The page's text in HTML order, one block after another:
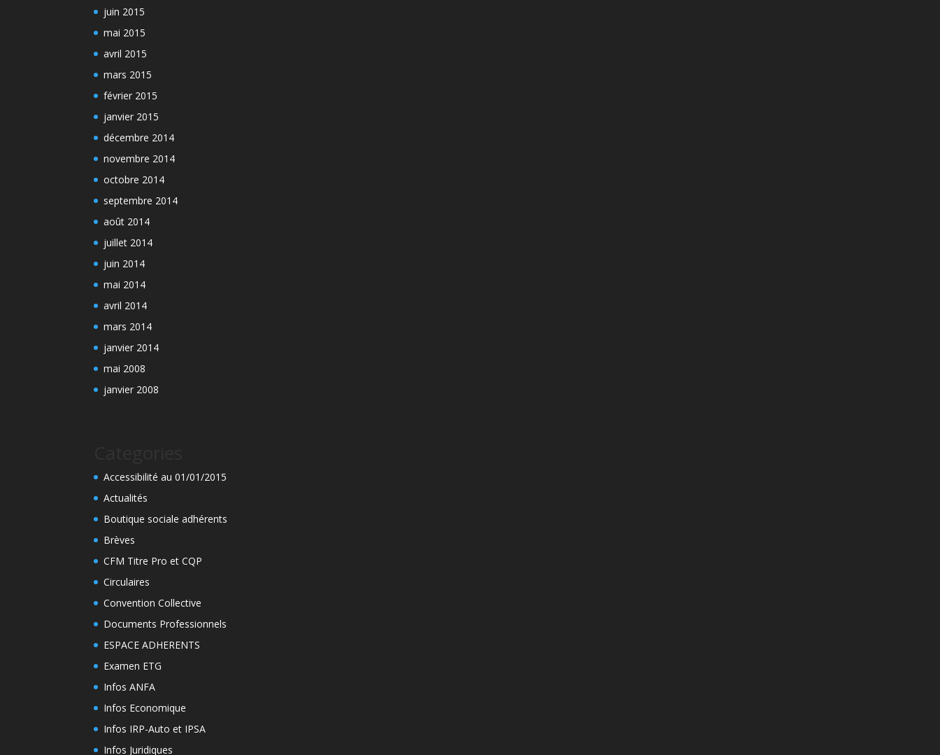
juin 2015
mai 2015
avril 2015
mars 2015
février 2015
janvier 2015
décembre 2014
novembre 2014
octobre 2014
septembre 2014
août 2014
juillet 2014
juin 2014
mai 2014
avril 2014
mars 2014
janvier 2014
mai 2008
janvier 2008
Accessibilité au 01/01/2015
Actualités
Boutique sociale adhérents
Brèves
CFM Titre Pro et CQP
Circulaires
Convention Collective
Documents Professionnels
ESPACE ADHERENTS
Examen ETG
Infos ANFA
Infos Economique
Infos IRP-Auto et IPSA
Infos Juridiques